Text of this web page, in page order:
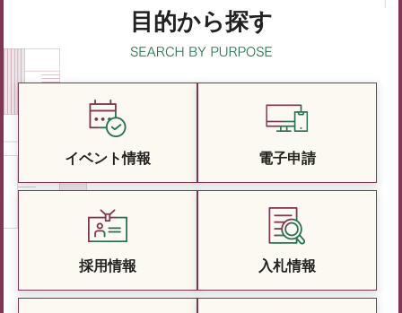
目的から探す
イベント情報 電子申請
採用情報 入札情報